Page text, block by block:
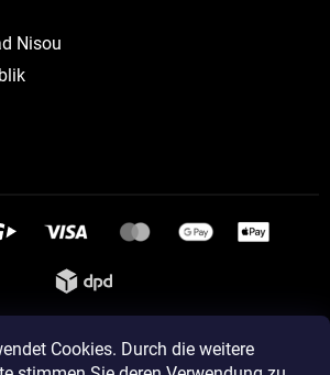
Cookies. Durch die weitere
Nisou